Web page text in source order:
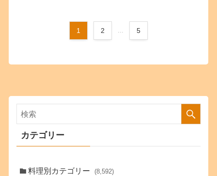
1 2 ... 5
カテゴリー
料理別カテゴリー (8,592)